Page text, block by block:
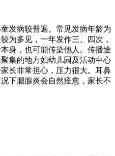
发病较普遍。常见发病年龄为
为多见，一年发作三、四次，
身，也可能传染他人。传播途
集的地方如幼儿园及活动中心
长非常担心，压力很大。耳鼻
下腮腺炎会自然痊愈，家长不